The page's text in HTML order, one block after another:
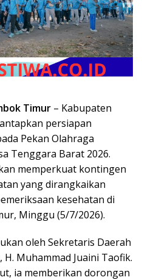
Timur – Kabupaten
persiapan
Pekan Olahraga
Tenggara Barat 2026.
memperkuat kontingen
yang dirangkaikan
kesehatan di
Minggu (5/7/2026).
oleh Sekretaris Daerah
Muhammad Juaini Taofik.
ia memberikan dorongan